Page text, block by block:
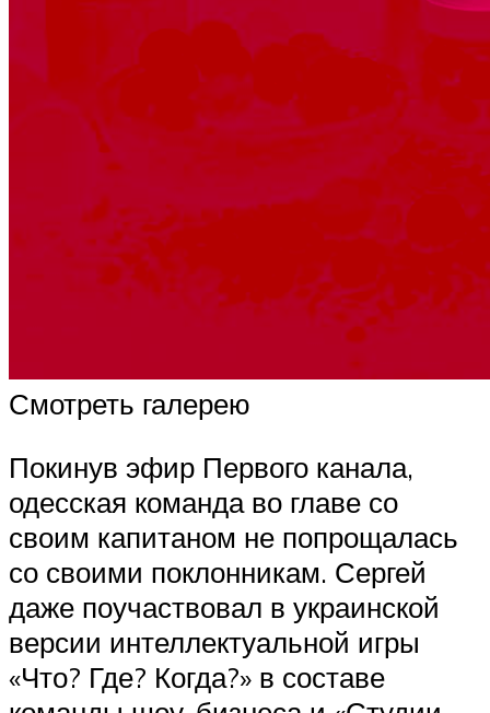
Смотреть галерею
Покинув эфир Первого канала,
одесская команда во главе со
своим капитаном не попрощалась
со своими поклонникам. Сергей
даже поучаствовал в украинской
версии интеллектуальной игры
«Что? Где? Когда?» в составе